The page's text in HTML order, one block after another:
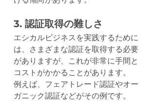
3. 認証取得の難しさ
エシカルビジネスを実践するために
は、さまざまな認証を取得する必要
がありますが、これが非常に手間と
コストがかかることがあります。
例えば、フェアトレード認証やオー
ガニック認証などがその例です。